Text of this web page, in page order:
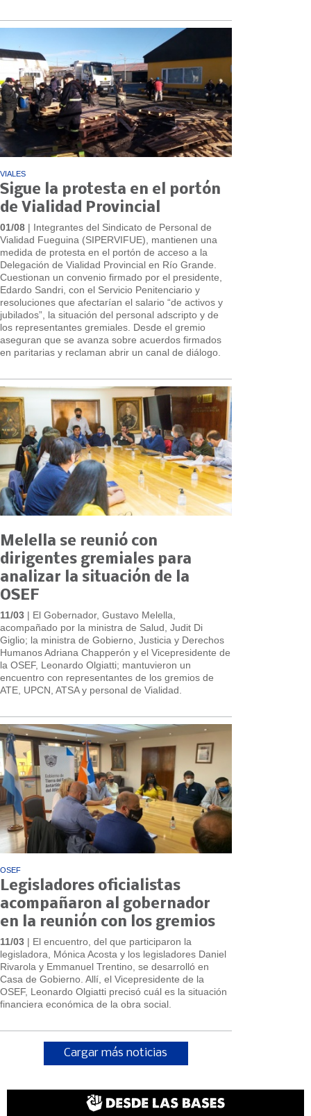
VIALES
Sigue la protesta en el portón
de Vialidad Provincial
01/08 | Integrantes del Sindicato de Personal de
Vialidad Fueguina (SIPERVIFUE), mantienen una
medida de protesta en el portón de acceso a la
Delegación de Vialidad Provincial en Río Grande.
Cuestionan un convenio firmado por el presidente,
Edardo Sandri, con el Servicio Penitenciario y
resoluciones que afectarían el salario “de activos y
jubilados”, la situación del personal adscripto y de
los representantes gremiales. Desde el gremio
aseguran que se avanza sobre acuerdos firmados
en paritarias y reclaman abrir un canal de diálogo.
Melella se reunió con
dirigentes gremiales para
analizar la situación de la
OSEF
11/03 | El Gobernador, Gustavo Melella,
acompañado por la ministra de Salud, Judit Di
Giglio; la ministra de Gobierno, Justicia y Derechos
Humanos Adriana Chapperón y el Vicepresidente de
la OSEF, Leonardo Olgiatti; mantuvieron un
encuentro con representantes de los gremios de
ATE, UPCN, ATSA y personal de Vialidad.
OSEF
Legisladores oficialistas
acompañaron al gobernador
en la reunión con los gremios
11/03 | El encuentro, del que participaron la
legisladora, Mónica Acosta y los legisladores Daniel
Rivarola y Emmanuel Trentino, se desarrolló en
Casa de Gobierno. Allí, el Vicepresidente de la
OSEF, Leonardo Olgiatti precisó cuál es la situación
financiera económica de la obra social.
Cargar más noticias